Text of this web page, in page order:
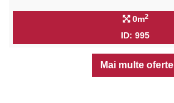
0m2
ID: 995
Mai multe oferte